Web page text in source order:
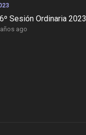
Sesión Ordinaria 2023
ago